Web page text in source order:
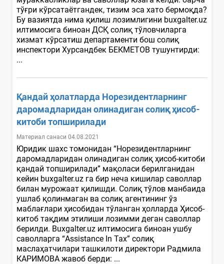
тўғри кўрсатаётгандек, тизим эса хато бермоқда?
Бу вазиятда нима қилиш лозимлигини buxgalter.uz
илтимосига биноан ДСҚ солиқ тўловчиларга
хизмат кўрсатиш департаменти бош солиқ
инспектори Хурсандбек БЕКМЕТОВ тушунтирди:
...
Қандай ҳолатларда Норезидентларнинг
даромадларидан олинадиган солиқ ҳисоб-
китоби топширилади
Материал санаси 04.08.2021
Юридик шахс томонидан “Норезидентларнинг
даромадларидан олинадиган солиқ ҳисоб-китоби
қандай топширилади” мақоласи берилганидан
кейин buxgalter.uz га бир неча кишилар саволлар
билан мурожаат қилишди. Солиқ тўлов манбаида
ушлаб қолинмаган ва солиқ агентининг ўз
маблағлари ҳисобидан тўланган ҳолларда Ҳисоб-
китоб тақдим этилиши лозимми деган саволлар
берилди. Вuxgalter.uz илтимосига биноан ушбу
саволларга “Assistance In Tax” солиқ
маслаҳатчилари ташкилоти директори Радмила
КАРИМОВА жавоб берди: ...